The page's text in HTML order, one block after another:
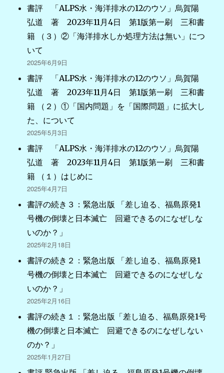
シ
ョ
ン
書評 「ALPS水・海洋排水の12のウソ」烏賀陽
弘道 著 2023年11月4日 第1版第一刷 三和書
籍 （３）②「海洋排水しか処理方法は無い」につ
いて
2025年6月9日
書評 「ALPS水・海洋排水の12のウソ」烏賀陽
弘道 著 2023年11月4日 第1版第一刷 三和書
籍 （２）①「国内問題」を「国際問題」に拡大し
た、について
2025年5月3日
書評 「ALPS水・海洋排水の12のウソ」烏賀陽
弘道 著 2023年11月4日 第1版第一刷 三和書
籍 （１）はじめに
2025年4月7日
書評の続き３：緊急出版 「差し迫る、福島原発1
号機の倒壊と日本滅亡 回避できるのになぜしな
いのか？」
2025年2月18日
書評の続き２：緊急出版 「差し迫る、福島原発1
号機の倒壊と日本滅亡 回避できるのになぜしな
いのか？」
2025年2月16日
書評の続き１：緊急出版「差し迫る、福島原発1号
機の倒壊と日本滅亡 回避できるのになぜしない
のか？」
2025年1月27日